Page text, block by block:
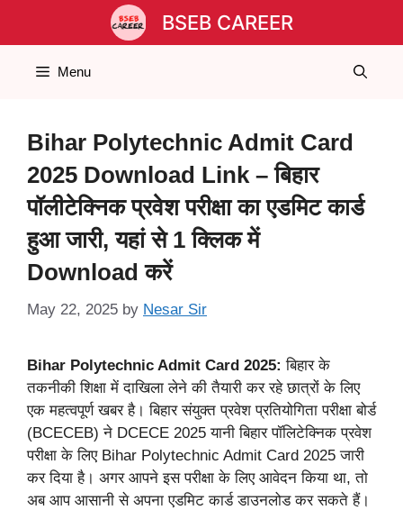
BSEB CAREER
Menu
Bihar Polytechnic Admit Card
2025 Download Link – बिहार
पॉलीटेक्निक प्रवेश परीक्षा का एडमिट कार्ड
हुआ जारी, यहां से 1 क्लिक में
Download करें
May 22, 2025 by Nesar Sir
Bihar Polytechnic Admit Card 2025: बिहार के
तकनीकी शिक्षा में दाखिला लेने की तैयारी कर रहे छात्रों के लिए
एक महत्वपूर्ण खबर है। बिहार संयुक्त प्रवेश प्रतियोगिता परीक्षा बोर्ड
(BCECEB) ने DCECE 2025 यानी बिहार पॉलिटेक्निक प्रवेश
परीक्षा के लिए Bihar Polytechnic Admit Card 2025 जारी
कर दिया है। अगर आपने इस परीक्षा के लिए आवेदन किया था, तो
अब आप आसानी से अपना एडमिट कार्ड डाउनलोड कर सकते हैं।